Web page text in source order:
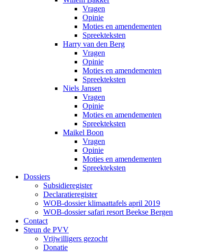
Vragen
Opinie
Moties en amendementen
Spreekteksten
Harry van den Berg
Vragen
Opinie
Moties en amendementen
Spreekteksten
Niels Jansen
Vragen
Opinie
Moties en amendementen
Spreekteksten
Maikel Boon
Vragen
Opinie
Moties en amendementen
Spreekteksten
Dossiers
Subsidieregister
Declaratieregister
WOB-dossier klimaattafels april 2019
WOB-dossier safari resort Beekse Bergen
Contact
Steun de PVV
Vrijwilligers gezocht
Donatie